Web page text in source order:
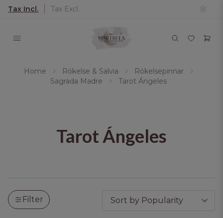
Tax Incl. Tax Excl.
Home Rökelse & Salvia
Rökelsepinnar
Sagrada Madre
Tarot Ángeles
Tarot Ángeles
Filter
Filter by produkter. Klicka för att öppna
Tar bort alla aktiva filter och visar alla produkter.